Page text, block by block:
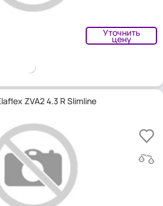
Уточнить
цену
ZVA2 4.3 R Slimline